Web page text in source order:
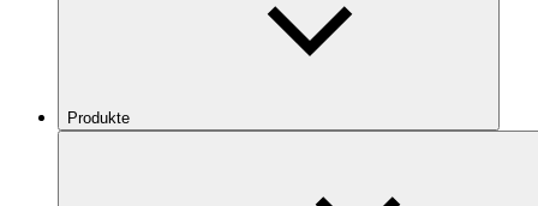
Produkte